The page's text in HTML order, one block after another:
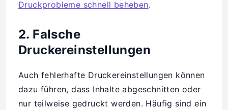
Druckprobleme schnell beheben.
2. Falsche
Druckereinstellungen
Auch fehlerhafte Druckereinstellungen können
dazu führen, dass Inhalte abgeschnitten oder
nur teilweise gedruckt werden. Häufig sind ein